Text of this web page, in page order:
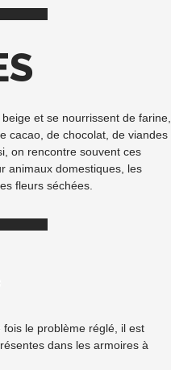
et se nourrissent de farine,
cacao, de chocolat, de viandes
on rencontre souvent ces
animaux domestiques, les
fleurs séchées.
fois le problème réglé, il est
dans les armoires à